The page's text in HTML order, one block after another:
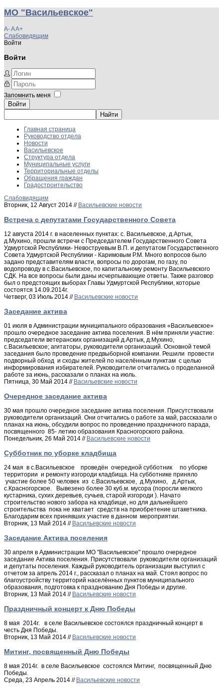
МО "Васильевское"
A-AA+
Слабовидящим
Войти
Войти
Запомнить меня
Войти
Главная страница
Руководство отдела
Новости
Васильевское
Структура отдела
Муниципальные услуги
Территориальные отделы
Обращения граждан
Градостроительство
Слабовидящим
Вторник, 12 Август 2014 // Васильевские новости
Встреча с депутатами Государственного Совета
12 августа 2014 г. в населенных пунктах: с. Васильевское, д.Артык,
д.Мухино, прошли встречи с Председателем Государственного Совета
Удмуртской Республики- Невоструевым В.П. и депутатом Государственного
Совета Удмуртской Республики - Каримовым Р.М. Много вопросов было
задано представителям власти, вопросы по дорогам, по газу, по
водопроводу в с.Васильевское, по капитальному ремонту Васильевского
СДК. На все вопросы были даны исчерпывающие ответы. Также разговор
был о предстоящих выборах Главы Удмуртской Республики, которые
состоятся 14.09.2014г.
Четверг, 03 Июль 2014 // Васильевские новости
Заседание актива
01 июля в Администрации муниципального образования «Васильевское»
прошло очередное заседание актива поселения. В нём приняли участие:
председатели ветеранских организаций д.Артык, д.Мухино,
с.Васильевское; агитаторы, руководители организаций. Основной темой
заседания было проведение предвыборной компании. Решили провести
подворный обход и сходы жителей по населённым пунктам с целью
информирования избирателей. Руководители отчитались о проделанной
работе за июнь, рассказали о планах на июль.
Пятница, 30 Май 2014 // Васильевские новости
Очередное заседание актива
30 мая прошло очередное заседание актива поселения. Присутствовали
руководители организаций. Они отчитались о работе за май, рассказали о
планах на июнь, обсудили вопрос по проведению праздничного парада,
посвященного 85- летию образования Красногорского района.
Понедельник, 26 Май 2014 // Васильевские новости
Субботник по уборке кладбища
24 мая в с.Васильевское проведён очередной субботник по уборке
территории и ремонту изгороди кладбища. На субботнике приняло
участие более 50 человек из с.Васильевское, д.Мухино, д.Артык,
с.Красногорское. Вывезено более 30 куб.м. мусора (поросли мелкого
кустарника, сухих деревьев, сучьев, старой изгороди ). Начато
строительство нового забора на кладбище, но для дальнейшего
строительства пока не хватает средств на приобретение штакетника.
Благодарим всех принявших участие в данном мероприятии.
Вторник, 13 Май 2014 // Васильевские новости
Заседание Актива поселения
30 апреля в Администрации МО "Васильевское" прошло очередное
заседание Актива поселения. Присутствовали руководители организаций
и депутаты поселения. Каждый руководитель организации выступил с
отчетом за апрель 2014 г., рассказал о планах на май. Стоял вопрос по
благоустройству территорий населённых пунктов муниципального
образования, подготовка к празднованию Дня Победы и другие.
Вторник, 13 Май 2014 // Васильевские новости
Праздничный концерт к Дню Победы
8 мая 2014г. в селе Васильевское состоялся праздничный концерт в
честь Дня Победы.
Вторник, 13 Май 2014 // Васильевские новости
Митинг, посвященный Дню Победы
8 мая 2014г. в селе Васильевское состоялся Митинг, посвященный Дню
Победы.
Среда, 23 Апрель 2014 // Васильевские новости